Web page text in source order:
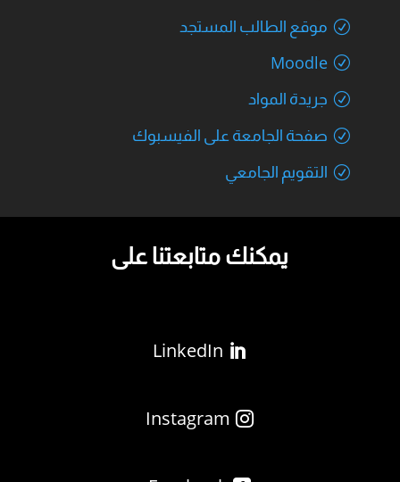
موقع الطالب المستجد
Moodle
جريدة المواد
صفحة الجامعة على الفيسبوك
التقويم الجامعي
يمكنك متابعتنا على
LinkedIn
Instagram